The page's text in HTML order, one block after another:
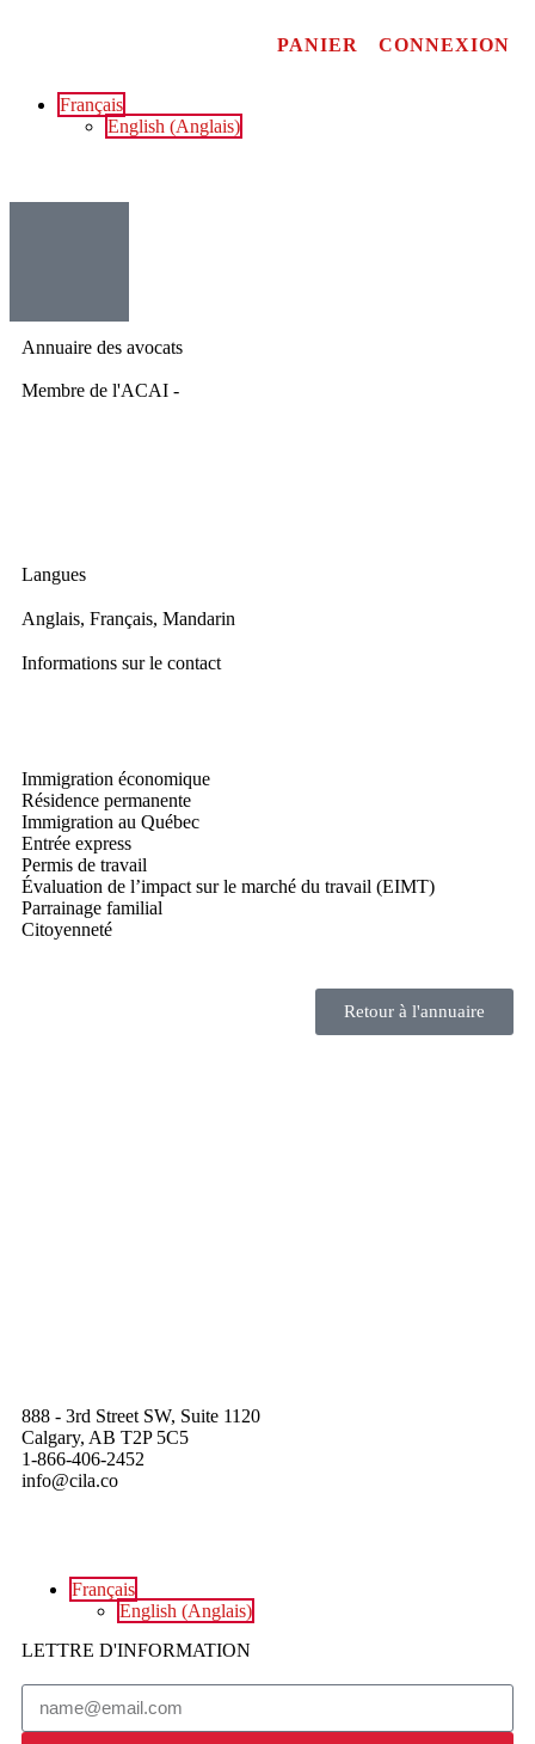
PANIER CONNEXION
Français
English (Anglais)
Annuaire des avocats
Membre de l'ACAI -
Langues
Anglais, Français, Mandarin
Informations sur le contact
Immigration économique
Résidence permanente
Immigration au Québec
Entrée express
Permis de travail
Évaluation de l’impact sur le marché du travail (EIMT)
Parrainage familial
Citoyenneté
Retour à l'annuaire
888 - 3rd Street SW, Suite 1120
Calgary, AB T2P 5C5
1-866-406-2452
info@cila.co
Français
English (Anglais)
LETTRE D'INFORMATION